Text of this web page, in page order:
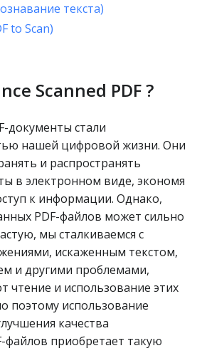
текста)
to Scan)
Scanned PDF ?
документы стали
нашей цифровой жизни. Они
и распространять
в электронном виде, экономя
к информации. Однако,
PDF-файлов может сильно
мы сталкиваемся с
искаженным текстом,
и другими проблемами,
чтение и использование этих
поэтому использование
качества
файлов приобретает такую